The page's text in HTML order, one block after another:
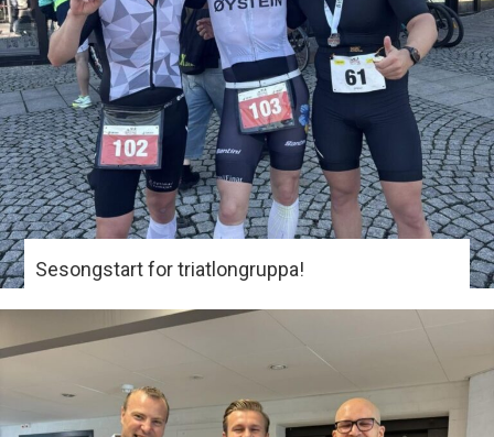
Sesongstart for triatlongruppa!